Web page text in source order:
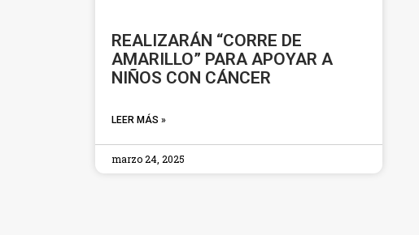
REALIZARÁN “CORRE DE
AMARILLO” PARA APOYAR A
NIÑOS CON CÁNCER
LEER MÁS »
marzo 24, 2025